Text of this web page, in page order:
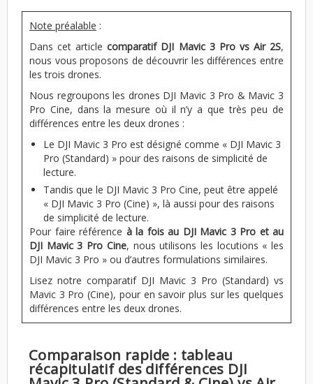
Note préalable :
Dans cet articlecomparatif DJI Mavic 3 Pro vs Air 2S,
nous vous proposons de découvrir les différences entre
les trois drones.
Nous regroupons les drones DJI Mavic 3 Pro & Mavic 3
Pro Cine, dans la mesure où il n’y a que très peu de
différences entre les deux drones :
Le DJI Mavic 3 Pro est désigné comme « DJI Mavic 3
Pro (Standard) » pour des raisons de simplicité de
lecture.
Tandis que le DJI Mavic 3 Pro Cine, peut être appelé
« DJI Mavic 3 Pro (Cine) », là aussi pour des raisons
de simplicité de lecture.
Pour faire référence à la fois au DJI Mavic 3 Pro et au
DJI Mavic 3 Pro Cine, nous utilisons les locutions « les
DJI Mavic 3 Pro » ou d’autres formulations similaires.
Lisez notre comparatif DJI Mavic 3 Pro (Standard) vs
Mavic 3 Pro (Cine), pour en savoir plus sur les quelques
différences entre les deux drones.
Comparaison rapide : tableau
récapitulatif des différences DJI